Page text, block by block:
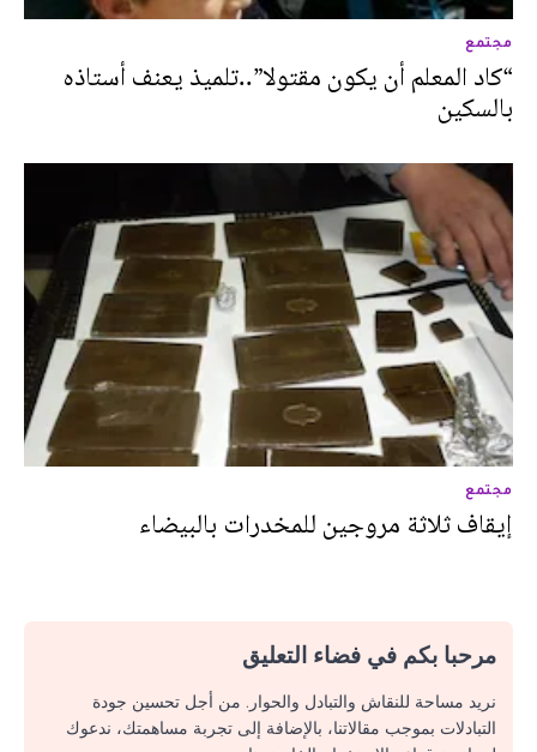
مجتمع
“كاد المعلم أن يكون مقتولا”..تلميذ يعنف أستاذه
بالسكين
مجتمع
إيقاف ثلاثة مروجين للمخدرات بالبيضاء
مرحبا بكم في فضاء التعليق
نريد مساحة للنقاش والتبادل والحوار. من أجل تحسين جودة
التبادلات بموجب مقالاتنا، بالإضافة إلى تجربة مساهمتك، ندعوك